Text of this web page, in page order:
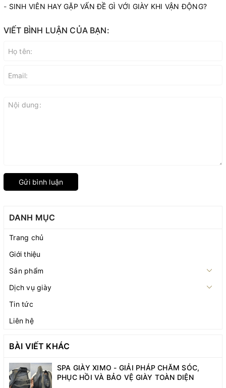
- SINH VIÊN HAY GẶP VẤN ĐỀ GÌ VỚI GIÀY KHI VẬN ĐỘNG?
VIẾT BÌNH LUẬN CỦA BẠN:
Gửi bình luận
DANH MỤC
Trang chủ
Giới thiệu
Sản phẩm
Dịch vụ giày
Tin tức
Liên hệ
BÀI VIẾT KHÁC
SPA GIÀY XIMO - GIẢI PHÁP CHĂM SÓC,
PHỤC HỒI VÀ BẢO VỆ GIÀY TOÀN DIỆN